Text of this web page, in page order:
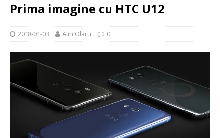
Prima imagine cu HTC U12
2018-01-03 Alin Olaru 0